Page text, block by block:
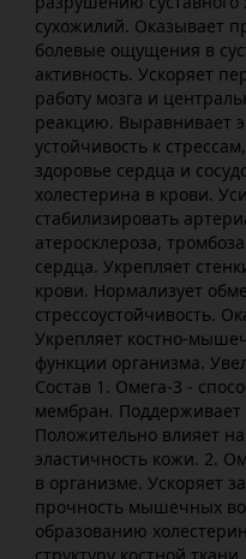
сухожилий. Оказывает
болевые ощущения в
активность. Ускоряет
работу мозга и
реакцию. Выравнивает
устойчивость к
здоровье сердца и
холестерина в крови.
стабилизировать
атеросклероза,
сердца. Укрепляет
крови. Нормализует
стрессоустойчивость.
Укрепляет костно-
функции организма.
Состав 1. Омега-3 -
мембран. Поддерживает
Положительно влияет
эластичность кожи. 2.
в организме. Ускоряет
прочность мышечных
образованию